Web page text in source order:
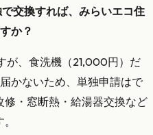
交換すれば、みらいエコ住
か？
が、食洗機（21,000円）だ
かないため、単独申請はで
・窓断熱・給湯器交換など